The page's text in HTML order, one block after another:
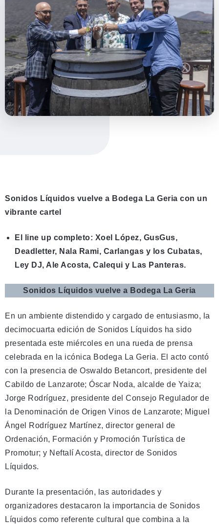
Sonidos Líquidos vuelve a Bodega La Geria con un
vibrante cartel
El line up completo: Xoel López, GusGus,
Deadletter, Nala Rami, Carlangas y los Cubatas,
Ley DJ, Ale Acosta, Calequi y Las Panteras.
Sonidos Líquidos vuelve a Bodega La Geria
En un ambiente distendido y cargado de entusiasmo, la
decimocuarta edición de Sonidos Líquidos ha sido
presentada este miércoles en una rueda de prensa
celebrada en la icónica Bodega La Geria. El acto contó
con la presencia de Oswaldo Betancort, presidente del
Cabildo de Lanzarote; Óscar Noda, alcalde de Yaiza;
Jorge Rodríguez, presidente del Consejo Regulador de
la Denominación de Origen Vinos de Lanzarote; Miguel
Ángel Rodríguez Martínez, director general de
Ordenación, Formación y Promoción Turística de
Promotur; y Neftalí Acosta, director de Sonidos
Líquidos.
Durante la presentación, las autoridades y
organizadores destacaron la importancia de Sonidos
Líquidos como referente cultural que combina a la